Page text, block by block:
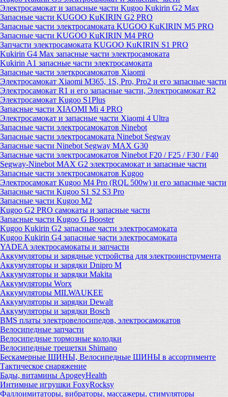
Электросамокат и запасные части Kugoo Kukirin G2 Max
Запасные части KUGOO KuKIRIN G2 PRO
Запасные части электросамоката KUGOO KuKIRIN M5 PRO
Запасные части KUGOO KuKIRIN M4 PRO
Запчасти электросамоката KUGOO KuKIRIN S1 PRO
Kukirin G4 Max запасные части электросамоката
Kukirin A1 запасные части электросамоката
Запасные части элеткросамокатов Xiaomi
Электросамокат Xiaomi M365, 1S, Pro, Pro2 и его запасные части
Электросамокат R1 и его запасные части, Электросамокат R2
Электросамокат Kugoo S1Plus
Запасные части XIAOMI Mi 4 PRO
Электросамокат и запасные части Xiaomi 4 Ultra
Запасные части электросамокатов Ninebot
Запасные части электросамоката Ninebot Segway
Запасные части Ninebot Segway MAX G30
Запасные части электросамокатов Ninebot F20 / F25 / F30 / F40
Segway-Ninebot MAX G2 электросамокат и запасные части
Запасные части электросамокатов Kugoo
Электросамокат Kugoo M4 Pro (RQL 500w) и его запасные части
Запасные части Kugoo S1 S2 S3 Pro
Запасные части Kugoo M2
Kugoo G2 PRO самокаты и запасные части
Запасные части Kugoo G Booster
Kugoo Kukirin G2 запасные части электросамоката
Kugoo Kukirin G4 запасные части электросамоката
YADEA электросамокаты и запчасти
Аккумуляторы и зарядные устройства для электроинструмента
Аккумуляторы и зарядки Dnipro M
Аккумуляторы и зарядки Makita
Аккумуляторы Worx
Аккумуляторы MILWAUKEE
Аккумуляторы и зарядки Dewalt
Аккумуляторы и зарядки Bosch
BMS платы электровелосипедов, электросамокатов
Велосипедные запчасти
Велосипедные тормозные колодки
Велосипедные трещетки Shimano
Бескамерные ШИНЫ, Велосипедные ШИНЫ в ассортименте
Тактическое снаряжение
Бады, витамины ApogeyHealth
Интимные игрушки FoxyRocksy
Фаллоимитаторы, вибраторы, массажеры, стимуляторы